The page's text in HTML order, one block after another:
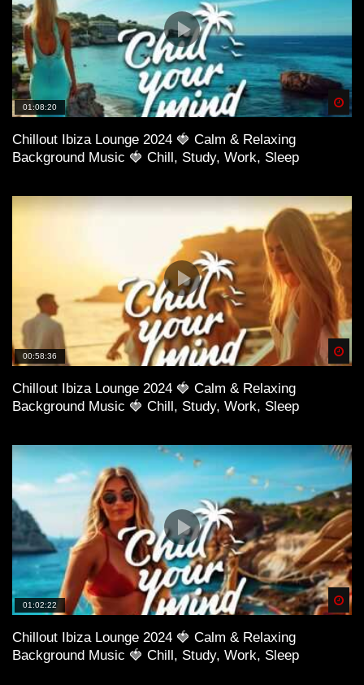
01:08:20
Chillout Ibiza Lounge 2024 🍓 Calm & Relaxing
Background Music 🍓 Chill, Study, Work, Sleep
00:58:36
Chillout Ibiza Lounge 2024 🍓 Calm & Relaxing
Background Music 🍓 Chill, Study, Work, Sleep
01:02:22
Chillout Ibiza Lounge 2024 🍓 Calm & Relaxing
Background Music 🍓 Chill, Study, Work, Sleep